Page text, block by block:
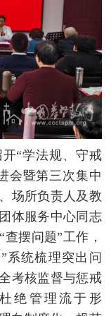
开“学法规、守戒
会暨第三次集中
场所负责人及教
体服务中心同志
摆问题”工作，
系统梳理突出问
考核监督与惩戒
绝管理流于形